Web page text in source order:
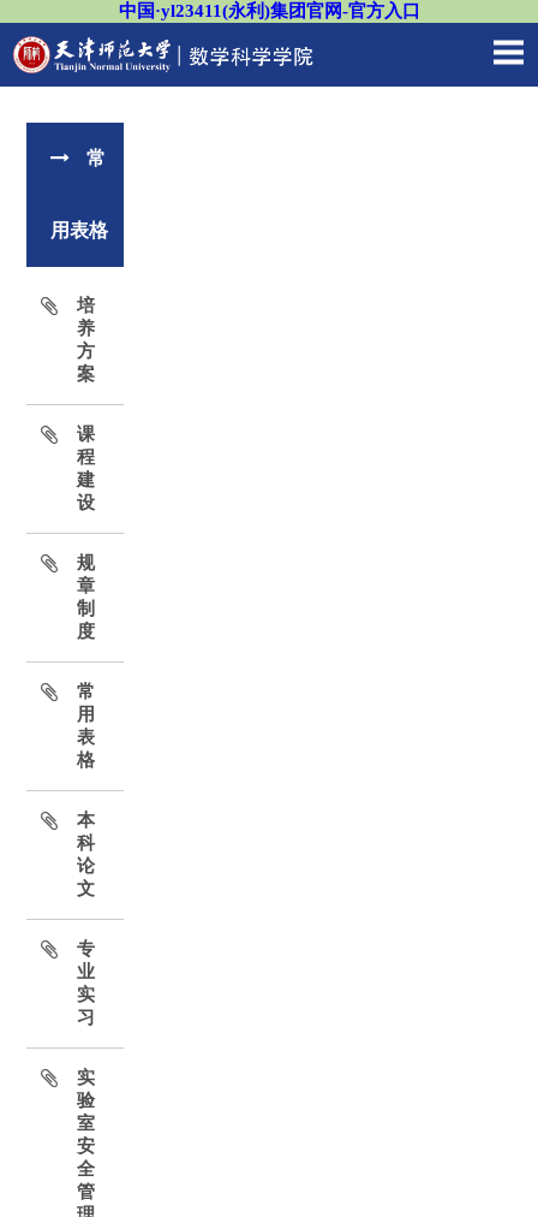
中国·yl23411(永利)集团官网-官方入口
常
用表格
培
养
方
案
课
程
建
设
规
章
制
度
常
用
表
格
本
科
论
文
专
业
实
习
实
验
室
安
全
管